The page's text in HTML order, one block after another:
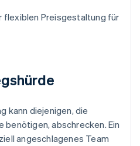
flexiblen Preisgestaltung für
kann diejenigen, die
benötigen, abschrecken. Ein
angeschlagenes Team